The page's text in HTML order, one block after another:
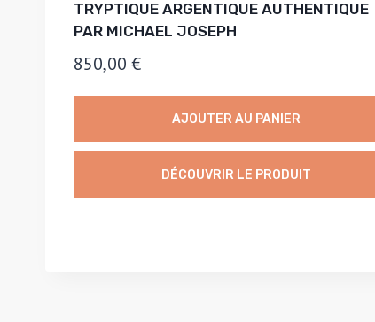
TRYPTIQUE ARGENTIQUE AUTHENTIQUE
PAR MICHAEL JOSEPH
850,00 €
AJOUTER AU PANIER
DÉCOUVRIR LE PRODUIT